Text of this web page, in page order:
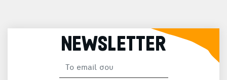
NEWSLETTER